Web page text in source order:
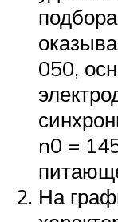
050,
n0 =
На